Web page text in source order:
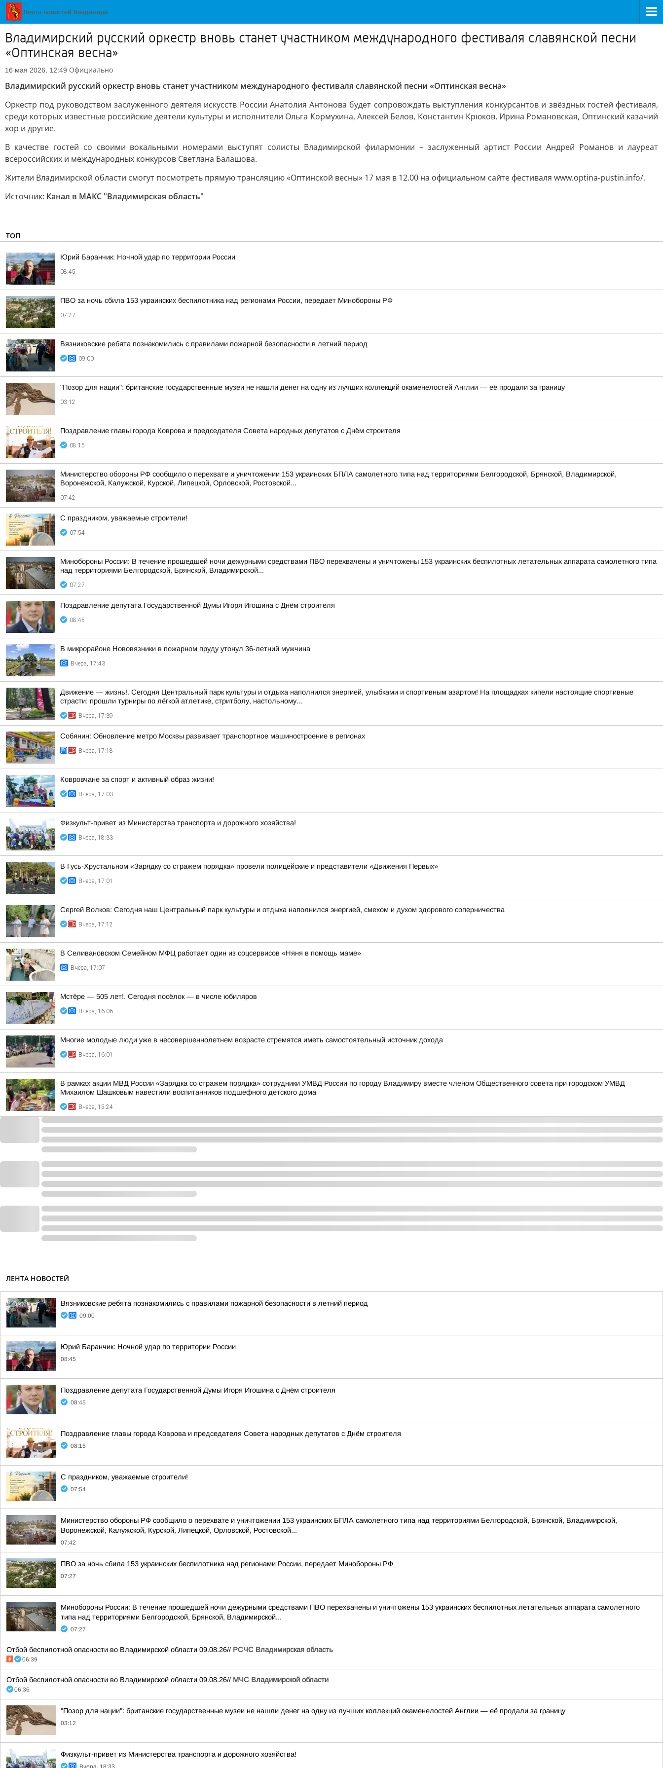
Владимирский русский оркестр вновь станет участником международного фестиваля славянской песни
«Оптинская весна»
16 мая 2026, 12:49 Официально
Владимирский русский оркестр вновь станет участником международного фестиваля славянской песни «Оптинская весна»
Оркестр под руководством заслуженного деятеля искусств России Анатолия Антонова будет сопровождать выступления конкурсантов и звёздных гостей фестиваля,
среди которых известные российские деятели культуры и исполнители Ольга Кормухина, Алексей Белов, Константин Крюков, Ирина Романовская, Оптинский казачий
хор и другие.
В качестве гостей со своими вокальными номерами выступят солисты Владимирской филармонии – заслуженный артист России Андрей Романов и лауреат
всероссийских и международных конкурсов Светлана Балашова.
Жители Владимирской области смогут посмотреть прямую трансляцию «Оптинской весны» 17 мая в 12.00 на официальном сайте фестиваля www.optina-pustin.info/.
Источник: Канал в МАКС "Владимирская область"
ТОП
Юрий Баранчик: Ночной удар по территории России
08:45
ПВО за ночь сбила 153 украинских беспилотника над регионами России, передает Минобороны РФ
07:27
Вязниковские ребята познакомились с правилами пожарной безопасности в летний период
09:00
"Позор для нации": британские государственные музеи не нашли денег на одну из лучших коллекций окаменелостей Англии — её продали за границу
03:12
Поздравление главы города Коврова и председателя Совета народных депутатов с Днём строителя
08:15
Министерство обороны РФ сообщило о перехвате и уничтожении 153 украинских БПЛА самолетного типа над территориями Белгородской, Брянской, Владимирской,
Воронежской, Калужской, Курской, Липецкой, Орловской, Ростовской...
07:42
С праздником, уважаемые строители!
07:54
Минобороны России: В течение прошедшей ночи дежурными средствами ПВО перехвачены и уничтожены 153 украинских беспилотных летательных аппарата самолетного типа
над территориями Белгородской, Брянской, Владимирской...
07:27
Поздравление депутата Государственной Думы Игоря Игошина с Днём строителя
08:45
В микрорайоне Нововязники в пожарном пруду утонул 36-летний мужчина
Вчера, 17:43
Движение — жизнь!. Сегодня Центральный парк культуры и отдыха наполнился энергией, улыбками и спортивным азартом! На площадках кипели настоящие спортивные
страсти: прошли турниры по лёгкой атлетике, стритболу, настольному...
Вчера, 17:39
Собянин: Обновление метро Москвы развивает транспортное машиностроение в регионах
Вчера, 17:18
Ковровчане за спорт и активный образ жизни!
Вчера, 17:03
Физкульт-привет из Министерства транспорта и дорожного хозяйства!
Вчера, 18:33
В Гусь-Хрустальном «Зарядку со стражем порядка» провели полицейские и представители «Движения Первых»
Вчера, 17:01
Сергей Волков: Сегодня наш Центральный парк культуры и отдыха наполнился энергией, смехом и духом здорового соперничества
Вчера, 17:12
В Селивановском Семейном МФЦ работает один из соцсервисов «Няня в помощь маме»
Вчера, 17:07
Мстёре — 505 лет!. Сегодня посёлок — в числе юбиляров
Вчера, 16:06
Многие молодые люди уже в несовершеннолетнем возрасте стремятся иметь самостоятельный источник дохода
Вчера, 16:01
В рамках акции МВД России «Зарядка со стражем порядка» сотрудники УМВД России по городу Владимиру вместе членом Общественного совета при городском УМВД
Михаилом Шашковым навестили воспитанников подшефного детского дома
Вчера, 15:24
ЛЕНТА НОВОСТЕЙ
Вязниковские ребята познакомились с правилами пожарной безопасности в летний период
09:00
Юрий Баранчик: Ночной удар по территории России
08:45
Поздравление депутата Государственной Думы Игоря Игошина с Днём строителя
08:45
Поздравление главы города Коврова и председателя Совета народных депутатов с Днём строителя
08:15
С праздником, уважаемые строители!
07:54
Министерство обороны РФ сообщило о перехвате и уничтожении 153 украинских БПЛА самолетного типа над территориями Белгородской, Брянской, Владимирской,
Воронежской, Калужской, Курской, Липецкой, Орловской, Ростовской...
07:42
ПВО за ночь сбила 153 украинских беспилотника над регионами России, передает Минобороны РФ
07:27
Минобороны России: В течение прошедшей ночи дежурными средствами ПВО перехвачены и уничтожены 153 украинских беспилотных летательных аппарата самолетного
типа над территориями Белгородской, Брянской, Владимирской...
07:27
Отбой беспилотной опасности во Владимирской области 09.08.26// РСЧС Владимирская область
06:39
Отбой беспилотной опасности во Владимирской области 09.08.26// МЧС Владимирской области
06:36
"Позор для нации": британские государственные музеи не нашли денег на одну из лучших коллекций окаменелостей Англии — её продали за границу
03:12
Физкульт-привет из Министерства транспорта и дорожного хозяйства!
Вчера, 18:33